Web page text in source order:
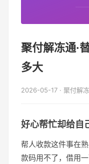
聚付解冻通·
多大
2026-05-17 · 聚付解
好心帮忙却给自
帮人收款这件事在
款码用不了，借用